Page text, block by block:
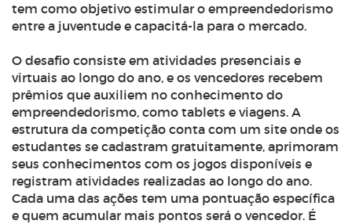
tem como objetivo estimular o empreendedorismo
entre a juventude e capacitá-la para o mercado.
O desafio consiste em atividades presenciais e
virtuais ao longo do ano, e os vencedores recebem
prêmios que auxiliem no conhecimento do
empreendedorismo, como tablets e viagens. A
estrutura da competição conta com um site onde os
estudantes se cadastram gratuitamente, aprimoram
seus conhecimentos com os jogos disponíveis e
registram atividades realizadas ao longo do ano.
Cada uma das ações tem uma pontuação específica
e quem acumular mais pontos será o vencedor. É